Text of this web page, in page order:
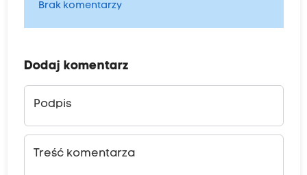
Brak komentarzy
Dodaj komentarz
Podpis
Treść komentarza